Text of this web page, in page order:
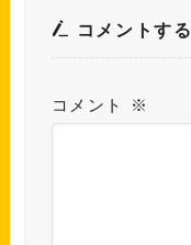
コメントする
コメント ※